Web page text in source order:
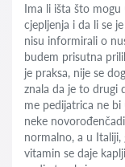
Ima li išta što mogu
cjepljenja i da li se
nisu informirali o
budem prisutna
je praksa, nije se
znala da je to drugi
me pedijatrica ne
neke
normalno, a u
vitamin se daje